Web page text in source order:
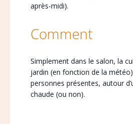
après-midi).
Comment
Simplement dans le salon, la
jardin (en fonction de la
personnes présentes, autour
chaude (ou non).